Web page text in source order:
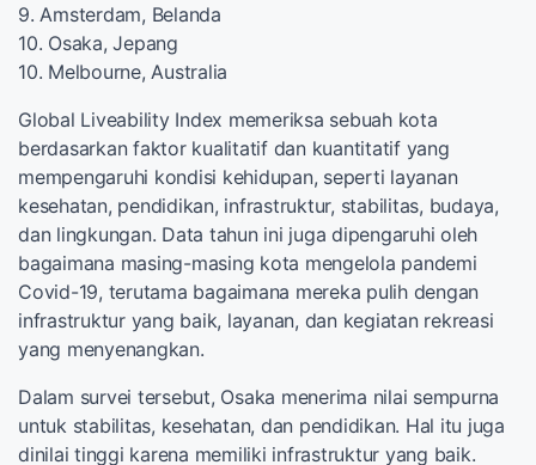
9. Amsterdam, Belanda
10. Osaka, Jepang
10. Melbourne, Australia
Global Liveability Index memeriksa sebuah kota
berdasarkan faktor kualitatif dan kuantitatif yang
mempengaruhi kondisi kehidupan, seperti layanan
kesehatan, pendidikan, infrastruktur, stabilitas, budaya,
dan lingkungan. Data tahun ini juga dipengaruhi oleh
bagaimana masing-masing kota mengelola pandemi
Covid-19, terutama bagaimana mereka pulih dengan
infrastruktur yang baik, layanan, dan kegiatan rekreasi
yang menyenangkan.
Dalam survei tersebut, Osaka menerima nilai sempurna
untuk stabilitas, kesehatan, dan pendidikan. Hal itu juga
dinilai tinggi karena memiliki infrastruktur yang baik.